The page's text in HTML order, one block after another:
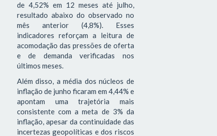
de 4,52% em 12 meses até julho,
resultado abaixo do observado no
mês anterior (4,8%). Esses
indicadores reforçam a leitura de
acomodação das pressões de oferta
e de demanda verificadas nos
últimos meses.
Além disso, a média dos núcleos de
inflação de junho ficaram em 4,44% e
apontam uma trajetória mais
consistente com a meta de 3% da
inflação, apesar da continuidade das
incertezas geopolíticas e dos riscos